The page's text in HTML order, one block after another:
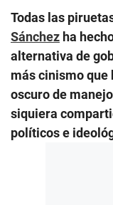
Todas las
Sánchez ha
alternativa de
más cinismo que
oscuro de
siquiera
políticos e